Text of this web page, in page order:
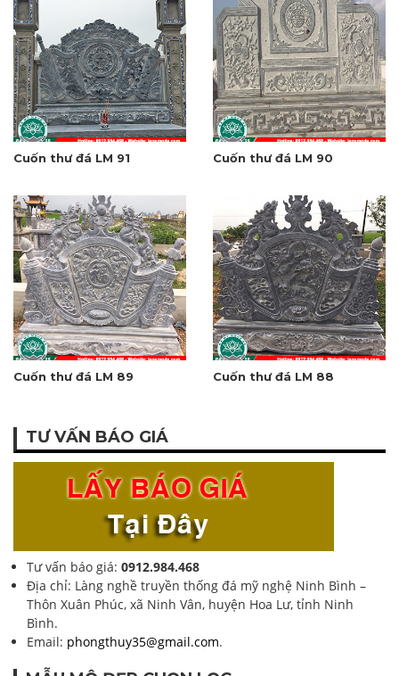
Cuốn thư đá LM 91 Cuốn thư đá LM 90
Cuốn thư đá LM 89 Cuốn thư đá LM 88
TƯ VẤN BÁO GIÁ
Tư vấn báo giá: 0912.984.468
Địa chỉ: Làng nghề truyền thống đá mỹ nghệ Ninh Bình –
Thôn Xuân Phúc, xã Ninh Vân, huyện Hoa Lư, tỉnh Ninh
Bình.
Email: phongthuy35@gmail.com.